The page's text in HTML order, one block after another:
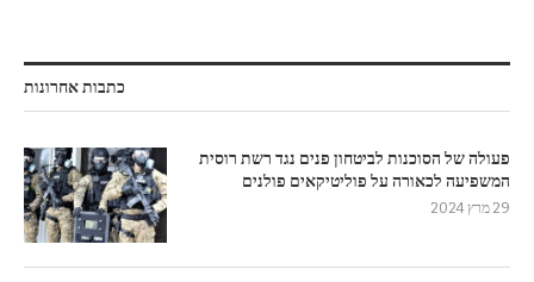
כתבות אחרונות
פעולה של הסוכנות לביטחון פנים נגד רשת רוסית
המשפיעה לכאורה על פוליטיקאים פולנים
29 מרץ 2024